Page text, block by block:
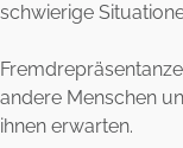
schwierige
andere Menschen
ihnen erwarten.